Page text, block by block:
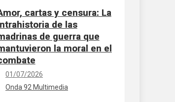
cartas y censura: La
de las
de guerra que
la moral en el
01/07/2026
Onda 92 Multimedia